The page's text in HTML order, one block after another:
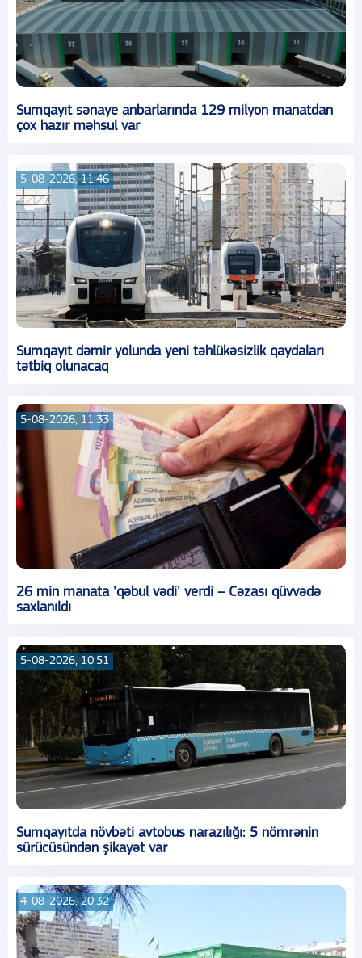
Sumqayıt sənaye anbarlarında 129 milyon manatdan
çox hazır məhsul var
5-08-2026, 11:46
Sumqayıt dəmir yolunda yeni təhlükəsizlik qaydaları
tətbiq olunacaq
5-08-2026, 11:33
26 min manata 'qəbul vədi' verdi – Cəzası qüvvədə
saxlanıldı
5-08-2026, 10:51
Sumqayıtda növbəti avtobus narazılığı: 5 nömrənin
sürücüsündən şikayət var
4-08-2026, 20:32